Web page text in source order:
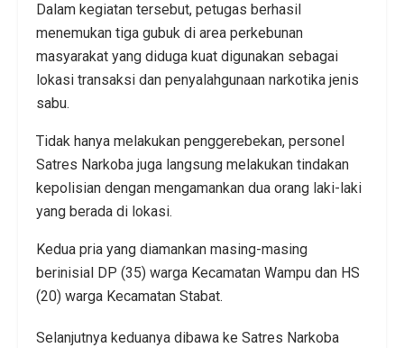
Dalam kegiatan tersebut, petugas berhasil
menemukan tiga gubuk di area perkebunan
masyarakat yang diduga kuat digunakan sebagai
lokasi transaksi dan penyalahgunaan narkotika jenis
sabu.
Tidak hanya melakukan penggerebekan, personel
Satres Narkoba juga langsung melakukan tindakan
kepolisian dengan mengamankan dua orang laki-laki
yang berada di lokasi.
Kedua pria yang diamankan masing-masing
berinisial DP (35) warga Kecamatan Wampu dan HS
(20) warga Kecamatan Stabat.
Selanjutnya keduanya dibawa ke Satres Narkoba